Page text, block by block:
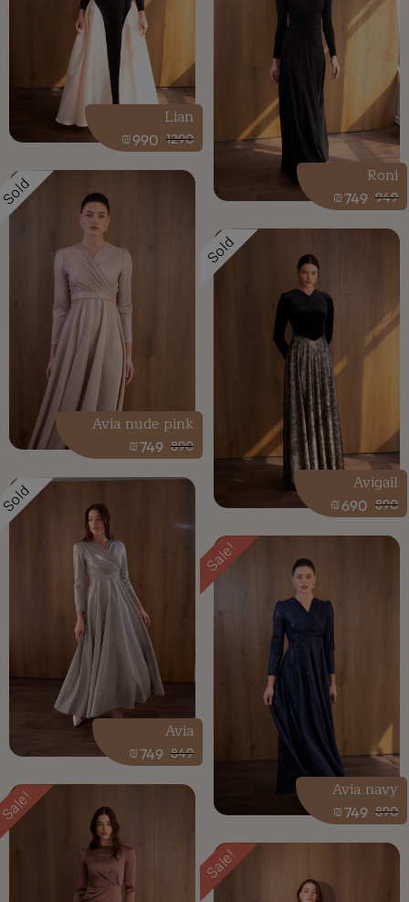
949
749
₪
Roni
1290
990
₪
Lian
Sold
890
690
₪
Avigail
Sold
890
749
₪
Avia nude pink
Sale!
890
749
₪
Avia navy
Sold
849
749
₪
Avia
Sale!